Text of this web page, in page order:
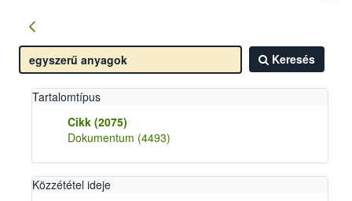
Keresés
Tartalomtípus
Cikk (2075)
Dokumentum (4493)
Közzététel ideje